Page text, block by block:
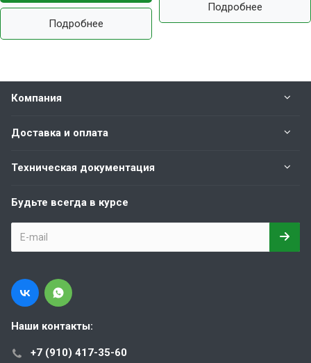
Подробнее
Подробнее
Компания
Доставка и оплата
Техническая документация
Будьте всегда в курсе
Наши контакты:
+7 (910) 417-35-60